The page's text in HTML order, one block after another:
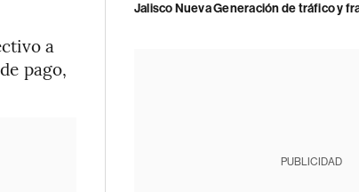
a
pago,
Jalisco Nueva Generación de tráfico y
PUBLICIDAD